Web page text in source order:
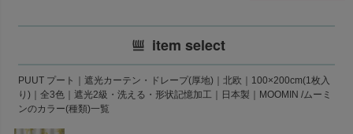
item select
PUUT プート｜遮光カーテン・ドレープ(厚地)｜北欧｜100×200cm(1枚入
り)｜全3色｜遮光2級・洗える・形状記憶加工｜日本製｜MOOMIN /ムーミ
ンのカラー(種類)一覧